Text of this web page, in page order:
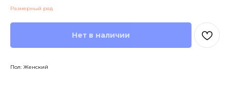
Размерный ряд
Нет в наличии
Пол: Женский